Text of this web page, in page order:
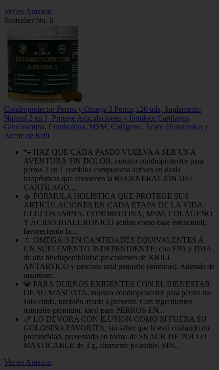
Ver en Amazon
Bestseller No. 6
Condroprotector Perros y Omega 3 Perros,120 uds, Suplemento
Natural 2 en 1, Protege Articulaciones y fortalece Cartilagos,
Glucosamina, Condroitina, MSM, Colágeno, Ácido Hialurónico y
Aceite de Krill
🐾 HAZ QUE CADA PASEO VUELVA A SER UNA
AVENTURA SIN DOLOR, nuestro condroprotector para
perros 2 en 1 combina compuestos activos en dosis
terapéuticas que favorecen la REGENERACIÓN DEL
CARTÍLAGO,...
🌿 FÓRMULA HOLÍSTICA QUE PROTEGE SUS
ARTICULACIONES EN CADA ETAPA DE LA VIDA:
GLUCOSAMINA, CONDROITINA, MSM, COLÁGENO
Y ÁCIDO HIALURÓNICO actúan como base estructural,
favoreciendo la...
💧 OMEGA-3 EN CANTIDADES EQUIVALENTES A
UN SUPLEMENTO INDEPENDIENTE: con EPA y DHA
de alta biodisponibilidad procedentes de KRILL
ANTARTICO y pescado azul pequeño (sardinas). Además de
mantener...
💎 PARA DUEÑOS EXIGENTES CON EL BIENESTAR
DE SU MASCOTA, nuestro condroprotector para perros no
solo cuida, también ayuda a prevenir. Con ingredientes
naturales premium, ideal para PERROS EN...
🍗 LO DEVORA CON ILUSION COMO SI FUERA SU
GOLOSINA FAVORITA, sin saber que le está cuidando en
profundidad, presentado en forma de SNACK DE POLLO
MASTICABLE de 3 g, altamente palatable, SIN...
Ver en Amazon